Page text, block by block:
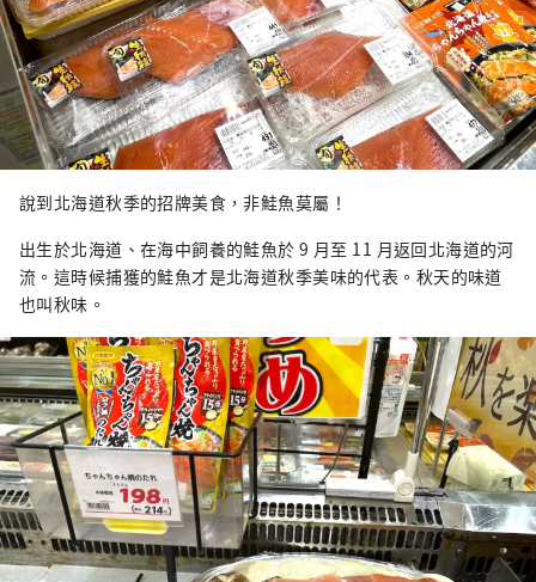
說到北海道秋季的招牌美食，非鮭魚莫屬！
出生於北海道、在海中飼養的鮭魚於 9 月至 11 月返回北海道的河
流。這時候捕獲的鮭魚才是北海道秋季美味的代表。秋天的味道
也叫秋味。